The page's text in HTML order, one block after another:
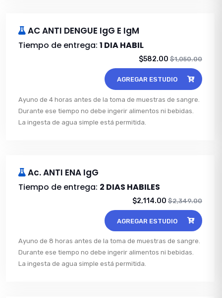
AC ANTI DENGUE IgG E IgM
Tiempo de entrega: 1 DIA HABIL
$582.00 $1,050.00
AGREGAR ESTUDIO
Ayuno de 4 horas antes de la toma de muestras de sangre.
Durante ese tiempo no debe ingerir alimentos ni bebidas.
La ingesta de agua simple está permitida.
Ac. ANTI ENA IgG
Tiempo de entrega: 2 DIAS HABILES
$2,114.00 $2,349.00
AGREGAR ESTUDIO
Ayuno de 8 horas antes de la toma de muestras de sangre.
Durante ese tiempo no debe ingerir alimentos ni bebidas.
La ingesta de agua simple está permitida.